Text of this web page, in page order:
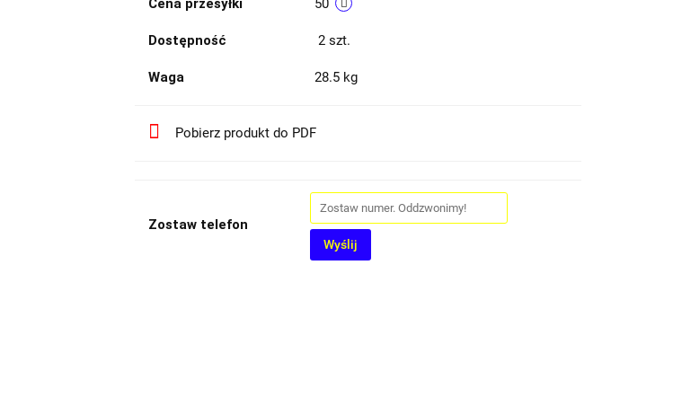
Cena przesyłki 50
Dostępność 2 szt.
Waga 28.5 kg
Pobierz produkt do PDF
Zostaw telefon
Wyślij